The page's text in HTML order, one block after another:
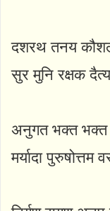
दशरथ तनय
सुर मुनि रक्षक
अनुगत भक्त भक्त
मर्यादा पुरुषोत्तम